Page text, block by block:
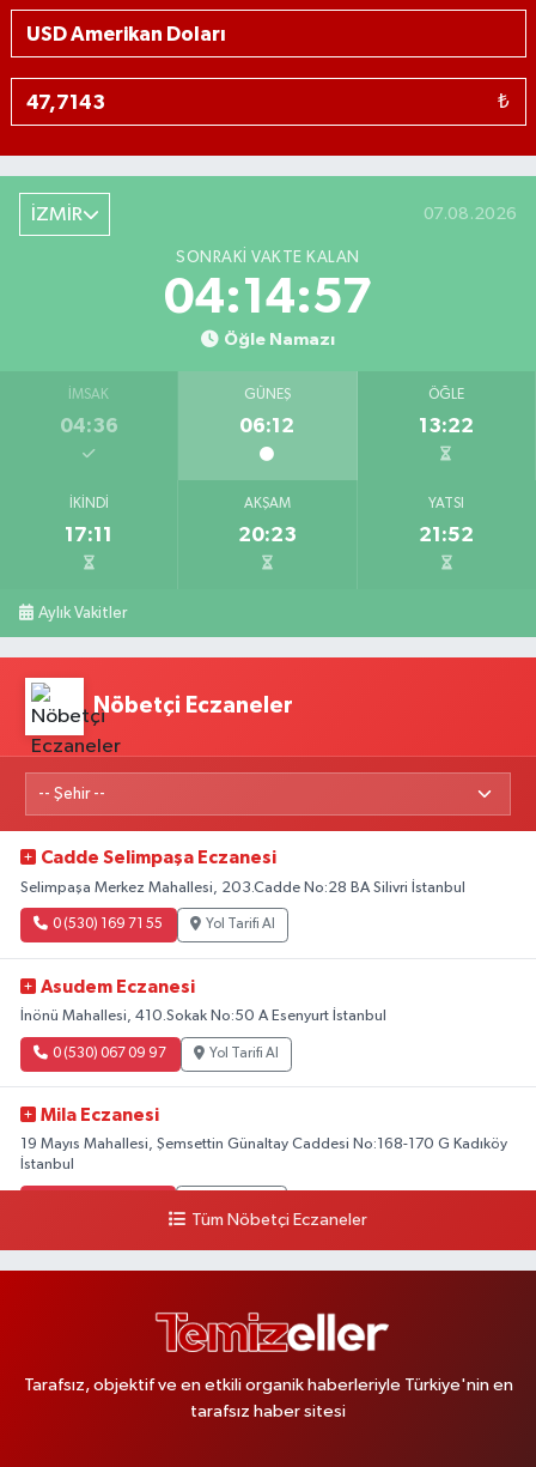
₺
İZMİR 07.08.2026
SONRAKI VAKTE KALAN
04:14:56
Öğle Namazı
İMSAK
04:36
GÜNEŞ
06:12
ÖĞLE
13:22
İKINDI
17:11
AKŞAM
20:23
YATSI
21:52
Aylık Vakitler
Nöbetçi Eczaneler
Cadde Selimpaşa Eczanesi
Selimpaşa Merkez Mahallesi, 203.Cadde No:28 BA Silivri İstanbul
0 (530) 169 71 55 Yol Tarifi Al
Asudem Eczanesi
İnönü Mahallesi, 410.Sokak No:50 A Esenyurt İstanbul
0 (530) 067 09 97 Yol Tarifi Al
Mila Eczanesi
19 Mayıs Mahallesi, Şemsettin Günaltay Caddesi No:168-170 G Kadıköy
İstanbul
Yol Tarifi Al
Gültepe Hayat Eczanesi
Tüm Nöbetçi Eczaneler
Tarafsız, objektif ve en etkili organik haberleriyle Türkiye'nin en
tarafsız haber sitesi